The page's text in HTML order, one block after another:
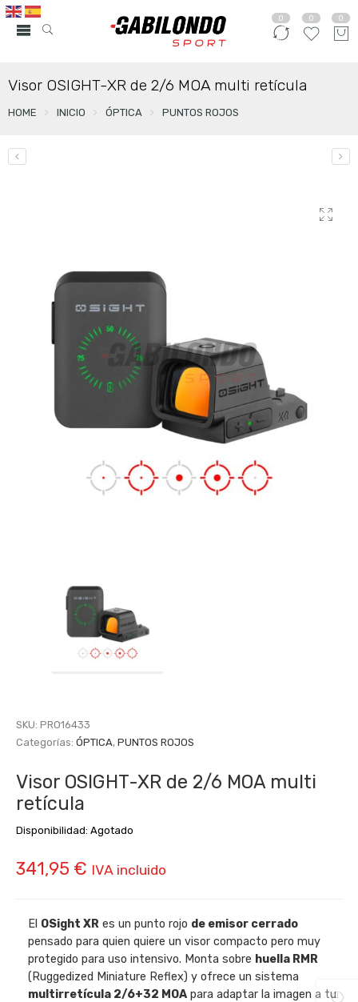
0 0 0
Visor OSIGHT-XR de 2/6 MOA multi retícula
HOME INICIO ÓPTICA PUNTOS ROJOS
SKU: PRO16433
Categorías: ÓPTICA, PUNTOS ROJOS
Visor OSIGHT-XR de 2/6 MOA multi
retícula
Disponibilidad: Agotado
341,95 € IVA incluido
El OSight XR es un punto rojo de emisor cerrado
pensado para quien quiere un visor compacto pero muy
protegido para uso intensivo. Monta sobre huella RMR
(Ruggedized Miniature Reflex) y ofrece un sistema
multirretícula 2/6+32 MOA para adaptar la imagen a tu